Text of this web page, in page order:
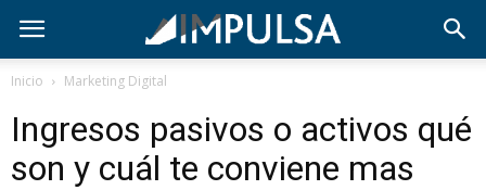
Inicio Marketing Digital
Ingresos pasivos o activos qué
son y cuál te conviene mas